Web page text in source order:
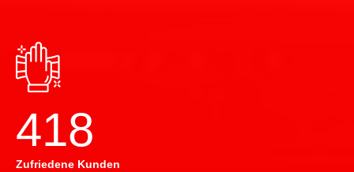
420
Zufriedene Kunden